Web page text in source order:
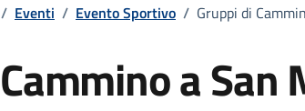
/ Eventi / Evento Sportivo / Gruppi di
a San